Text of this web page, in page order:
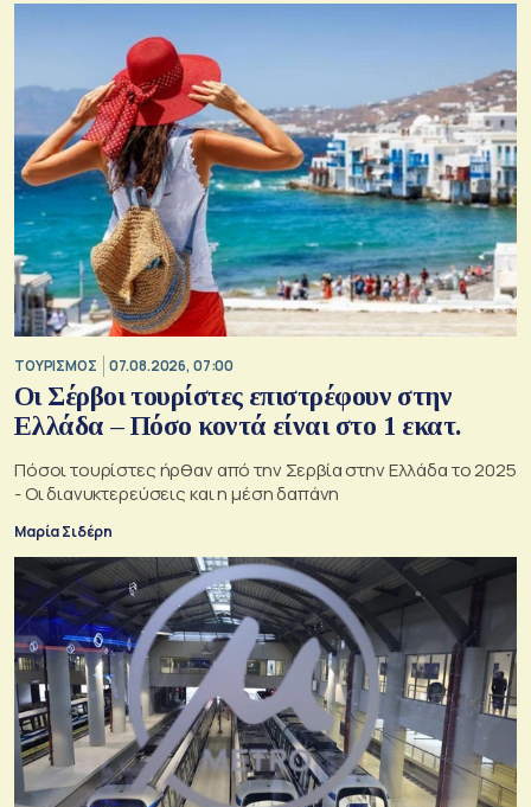
ΤΟΥΡΙΣΜΟΣ 07.08.2026, 07:00
Οι Σέρβοι τουρίστες επιστρέφουν στην
Ελλάδα – Πόσο κοντά είναι στο 1 εκατ.
Πόσοι τουρίστες ήρθαν από την Σερβία στην Ελλάδα το 2025
- Οι διανυκτερεύσεις και η μέση δαπάνη
Μαρία Σιδέρη